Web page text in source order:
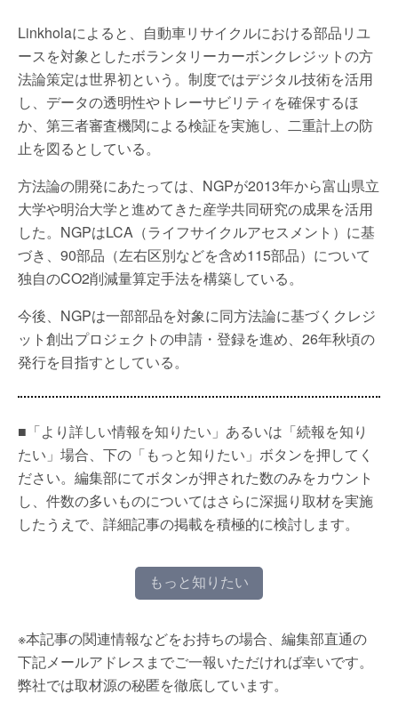
Linkholaによると、自動車リサイクルにおける部品リユ
ースを対象としたボランタリーカーボンクレジットの方
法論策定は世界初という。制度ではデジタル技術を活用
し、データの透明性やトレーサビリティを確保するほ
か、第三者審査機関による検証を実施し、二重計上の防
止を図るとしている。
方法論の開発にあたっては、NGPが2013年から富山県立
大学や明治大学と進めてきた産学共同研究の成果を活用
した。NGPはLCA（ライフサイクルアセスメント）に基
づき、90部品（左右区別などを含め115部品）について
独自のCO2削減量算定手法を構築している。
今後、NGPは一部部品を対象に同方法論に基づくクレジ
ット創出プロジェクトの申請・登録を進め、26年秋頃の
発行を目指すとしている。
■「より詳しい情報を知りたい」あるいは「続報を知り
たい」場合、下の「もっと知りたい」ボタンを押してく
ださい。編集部にてボタンが押された数のみをカウント
し、件数の多いものについてはさらに深掘り取材を実施
したうえで、詳細記事の掲載を積極的に検討します。
もっと知りたい
※本記事の関連情報などをお持ちの場合、編集部直通の
下記メールアドレスまでご一報いただければ幸いです。
弊社では取材源の秘匿を徹底しています。